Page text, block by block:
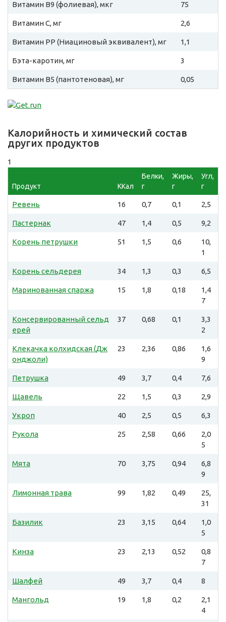
Витамин B9 (фолиевая), мкг 75
Витамин C, мг 2,6
Витамин PP (Ниациновый эквивалент), мг 1,1
Бэта-каротин, мг 3
Витамин B5 (пантотеновая), мг 0,05
Калорийность и химический состав
других продуктов
1
Продукт ККал
Белки,
г
Жиры,
г
Угл,
г
Ревень 16 0,7 0,1 2,5
Пастернак 47 1,4 0,5 9,2
Корень петрушки 51 1,5 0,6
10,
1
Корень сельдерея 34 1,3 0,3 6,5
Маринованная спаржа 15 1,8 0,18
1,4
7
Консервированный сельд
ерей
37 0,68 0,1
3,3
2
Клекачка колхидская (Дж
онджоли)
23 2,36 0,86
1,6
9
Петрушка 49 3,7 0,4 7,6
Щавель 22 1,5 0,3 2,9
Укроп 40 2,5 0,5 6,3
Рукола 25 2,58 0,66
2,0
5
Мята 70 3,75 0,94
6,8
9
Лимонная трава 99 1,82 0,49
25,
31
Базилик 23 3,15 0,64
1,0
5
Кинза 23 2,13 0,52
0,8
7
Шалфей 49 3,7 0,4 8
Мангольд 19 1,8 0,2
2,1
4